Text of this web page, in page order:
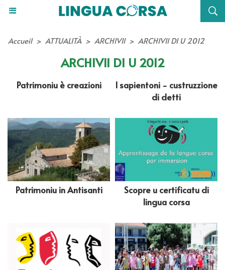
Accueil > ATTUALITÀ > ARCHIVII > ARCHIVII DI U 2012
ARCHIVII DI U 2012
Patrimoniu è creazioni
I sapientoni - custruzzione
di detti
Patrimoniu in Antisanti
Scopre u certificatu di
lingua corsa